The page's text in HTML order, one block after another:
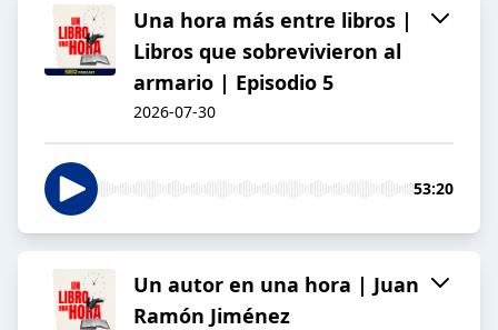
Una hora más entre libros |
Libros que sobrevivieron al
armario | Episodio 5
2026-07-30
53:20
Un autor en una hora | Juan
Ramón Jiménez